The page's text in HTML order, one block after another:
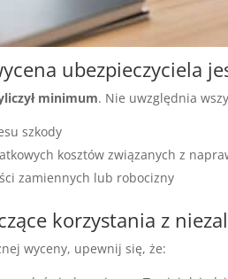
ubezpieczyciela
minimum. Nie uwzględnia
szkody
kosztów związanych z
zamiennych lub robocizny
korzystania z
wyceny, upewnij się, że: